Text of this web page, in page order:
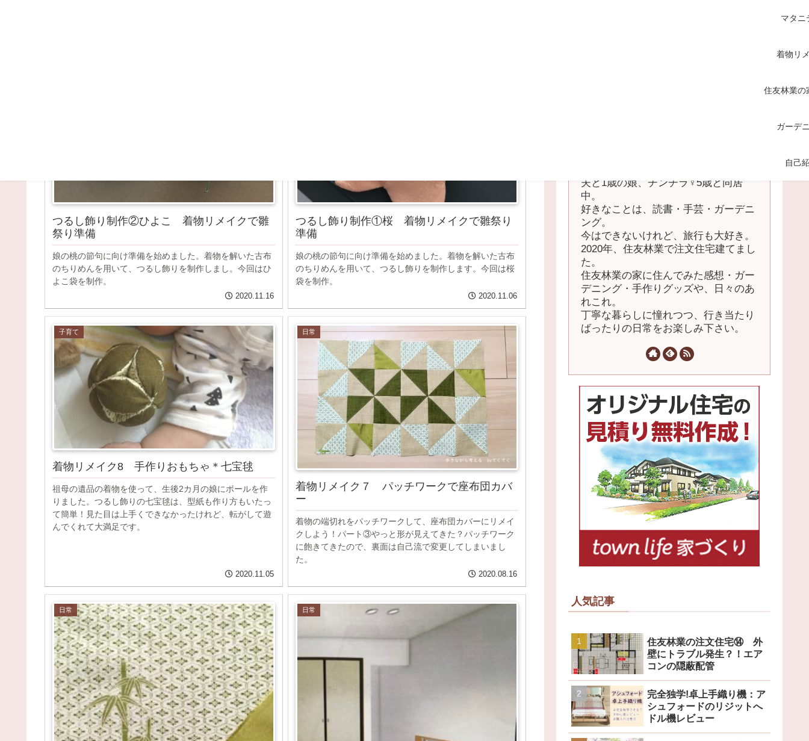
マタニ
着物リ
住友林業の
ガーデ
自己
つるし飾り制作②ひよこ 着物リメイクで雛
祭り準備
娘の桃の節句に向け準備を始めました。着物を解いた古布
のちりめんを用いて、つるし飾りを制作しまし。今回はひ
よこ袋を制作。
2020.11.16
つるし飾り制作①桜 着物リメイクで雛祭り
準備
娘の桃の節句に向け準備を始めました。着物を解いた古布
のちりめんを用いて、つるし飾りを制作します。今回は桜
袋を制作。
2020.11.06
子育て
着物リメイク8 手作りおもちゃ＊七宝毬
祖母の遺品の着物を使って、生後2カ月の娘にボールを作
りました。つるし飾りの七宝毬は、型紙も作り方もいたっ
て簡単！見た目は上手くできなかったけれど、転がして遊
んでくれて大満足です。
2020.11.05
日常
着物リメイク７ パッチワークで座布団カバ
ー
着物の端切れをパッチワークして、座布団カバーにリメイ
クしよう！パート③やっと形が見えてきた？パッチワーク
に飽きてきたので、裏面は自己流で変更してしまいまし
た。
2020.08.16
日常 日常
夫と1歳の娘、チンチラ♀5歳と同居
中。
好きなことは、読書・手芸・ガーデニ
ング。
今はできないけれど、旅行も大好き。
2020年、住友林業で注文住宅建てまし
た。
住友林業の家に住んでみた感想・ガー
デニング・手作りグッズや、日々のあ
れこれ。
丁寧な暮らしに憧れつつ、行き当たり
ばったりの日常をお楽しみ下さい。
人気記事
住友林業の注文住宅⑭ 外
壁にトラブル発生？！エア
コンの隠蔽配管
完全独学!卓上手織り機：ア
シュフォードのリジットへ
ドル機レビュー